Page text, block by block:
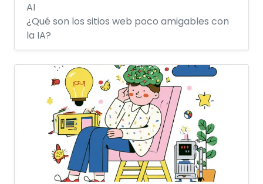
AI
¿Qué son los sitios web poco amigables con
la IA?